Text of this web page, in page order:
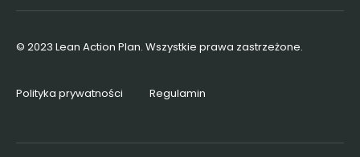
© 2023 Lean Action Plan. Wszystkie prawa zastrzeżone.
Polityka prywatności Regulamin